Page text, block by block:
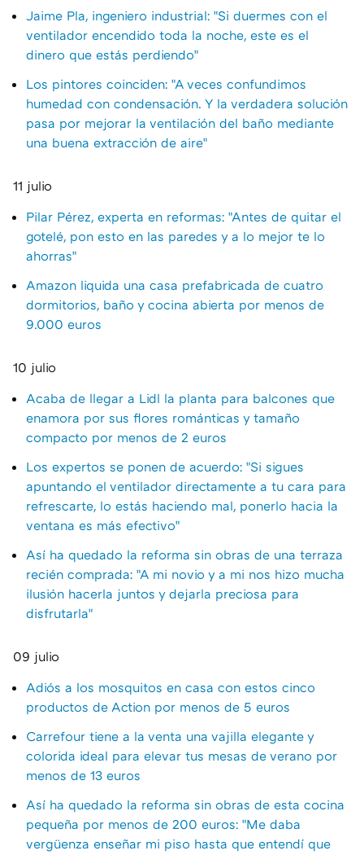
Jaime Pla, ingeniero industrial: "Si duermes con el
ventilador encendido toda la noche, este es el
dinero que estás perdiendo"
Los pintores coinciden: "A veces confundimos
humedad con condensación. Y la verdadera solución
pasa por mejorar la ventilación del baño mediante
una buena extracción de aire"
11 julio
Pilar Pérez, experta en reformas: "Antes de quitar el
gotelé, pon esto en las paredes y a lo mejor te lo
ahorras"
Amazon liquida una casa prefabricada de cuatro
dormitorios, baño y cocina abierta por menos de
9.000 euros
10 julio
Acaba de llegar a Lidl la planta para balcones que
enamora por sus flores románticas y tamaño
compacto por menos de 2 euros
Los expertos se ponen de acuerdo: "Si sigues
apuntando el ventilador directamente a tu cara para
refrescarte, lo estás haciendo mal, ponerlo hacia la
ventana es más efectivo"
Así ha quedado la reforma sin obras de una terraza
recién comprada: "A mi novio y a mi nos hizo mucha
ilusión hacerla juntos y dejarla preciosa para
disfrutarla"
09 julio
Adiós a los mosquitos en casa con estos cinco
productos de Action por menos de 5 euros
Carrefour tiene a la venta una vajilla elegante y
colorida ideal para elevar tus mesas de verano por
menos de 13 euros
Así ha quedado la reforma sin obras de esta cocina
pequeña por menos de 200 euros: "Me daba
vergüenza enseñar mi piso hasta que entendí que